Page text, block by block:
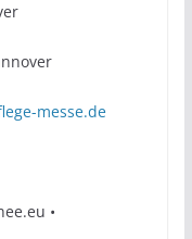
messe.de
•